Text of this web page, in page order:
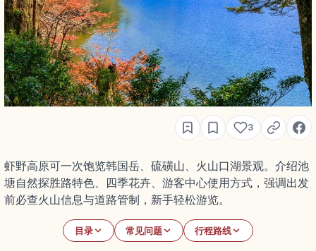
3
虾野高原可一次饱览韩国岳、硫磺山、火山口湖景观。介绍池
塘自然探胜路特色、四季花卉、游客中心使用方式，强调出发
前必查火山信息与道路管制，新手轻松游览。
目录 常见问题 行程路线